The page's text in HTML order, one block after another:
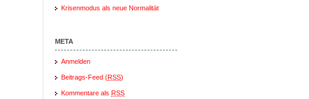
Krisenmodus als neue Normalität
META
Anmelden
Beitrags-Feed (RSS)
Kommentare als RSS